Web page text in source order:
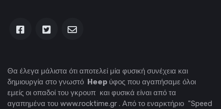
Θα έλεγα μάλιστα ότι αποτελεί μία φυσική συνέχεια και
δημιουργία στο γνωστό Heep ύφος που αγαπήσαμε όλοι
εμείς οι οπαδοί του γκρουπ και φυσικά είναι από τα
αγαπημένα του www.rocktime.gr . Από το εναρκτήριο "Speed